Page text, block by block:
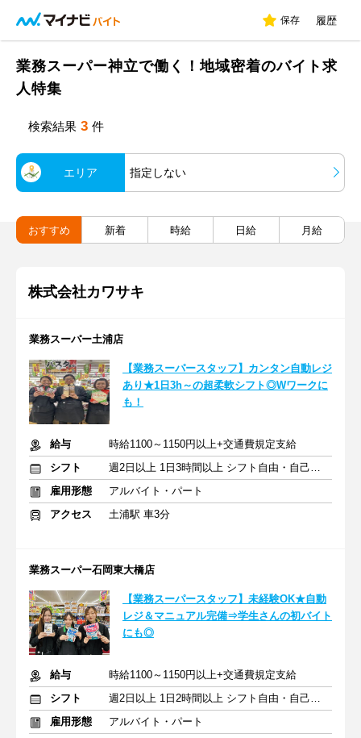
保存 履歴
業務スーパー神立で働く！地域密着のバイト求
人特集
検索結果 3 件
エリア 指定しない
おすすめ 新着 時給 日給 月給
株式会社カワサキ
業務スーパー土浦店
【業務スーパースタッフ】カンタン自動レジ
あり★1日3h～の超柔軟シフト◎Wワークに
も！
給与
時給1100～1150円以上+交通費規定支給
シフト
週2日以上 1日3時間以上 シフト自由・自己申告
雇用形態
アルバイト・パート
アクセス
土浦駅 車3分
業務スーパー石岡東大橋店
【業務スーパースタッフ】未経験OK★自動
レジ＆マニュアル完備⇒学生さんの初バイト
にも◎
給与
時給1100～1150円以上+交通費規定支給
シフト
週2日以上 1日2時間以上 シフト自由・自己申告
雇用形態
アルバイト・パート